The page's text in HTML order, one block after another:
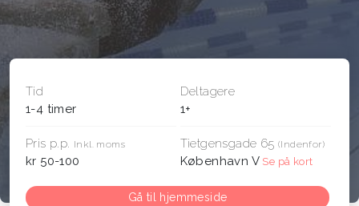
Tid
1-4 timer
Deltagere
1+
Pris p.p. Inkl. moms
kr 50-100
Tietgensgade 65 (Indenfor)
København V Se på kort
Gå til hjemmeside